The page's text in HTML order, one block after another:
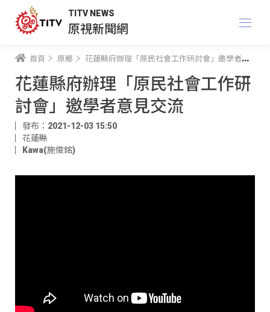
TITV NEWS
原視新聞網
首頁 原鄉 花蓮縣府辦理「原民社會工作研討會」邀學者意見交流
花蓮縣府辦理「原民社會工作研
討會」邀學者意見交流
發布：2021-12-03 15:50
花蓮縣
Kawa(施俊銘)